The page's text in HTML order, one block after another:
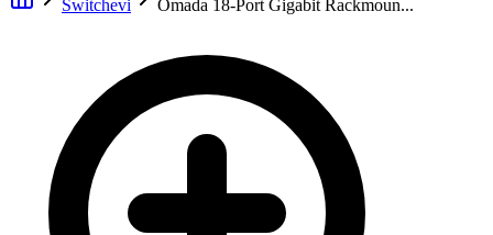
Switchevi
Omada 18-Port Gigabit Rackmoun...